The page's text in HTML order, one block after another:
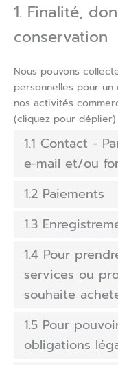
1. Finalité,
conservation
Nous pouvons
personnelles pour
nos activités
(cliquez pour déplier)
1.1 Contact -
e-mail et/ou
1.2 Paiements
1.3
1.4 Pour
services ou
souhaite
1.5 Pour
obligations